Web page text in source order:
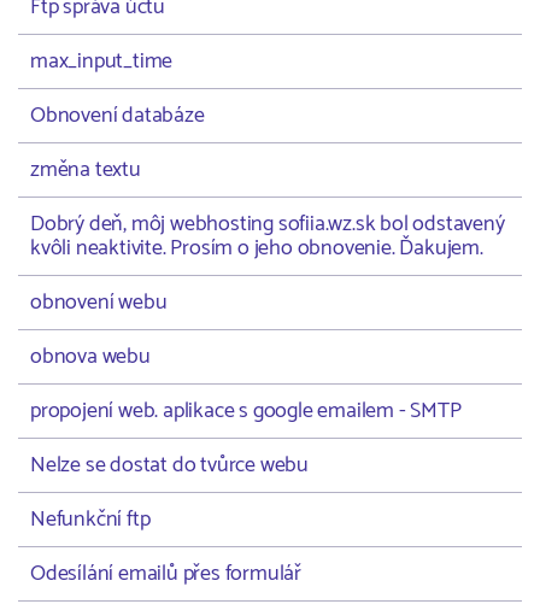
Ftp správa účtu
max_input_time
Obnovení databáze
změna textu
Dobrý deň, môj webhosting sofiia.wz.sk bol odstavený
kvôli neaktivite. Prosím o jeho obnovenie. Ďakujem.
obnovení webu
obnova webu
propojení web. aplikace s google emailem - SMTP
Nelze se dostat do tvůrce webu
Nefunkční ftp
Odesílání emailů přes formulář